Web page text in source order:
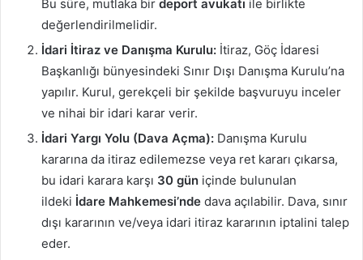
Bu süre, mutlaka bir deport avukatı ile birlikte
değerlendirilmelidir.
İdari İtiraz ve Danışma Kurulu: İtiraz, Göç İdaresi
Başkanlığı bünyesindeki Sınır Dışı Danışma Kurulu’na
yapılır. Kurul, gerekçeli bir şekilde başvuruyu inceler
ve nihai bir idari karar verir.
İdari Yargı Yolu (Dava Açma): Danışma Kurulu
kararına da itiraz edilemezse veya ret kararı çıkarsa,
bu idari karara karşı 30 gün içinde bulunulan
ildeki İdare Mahkemesi’nde dava açılabilir. Dava, sınır
dışı kararının ve/veya idari itiraz kararının iptalini talep
eder.